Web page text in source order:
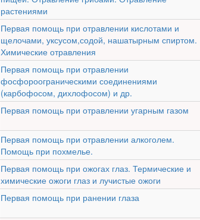
растениями
Первая помощь при отравлении кислотами и
щелочами, уксусом,содой, нашатырным спиртом.
Химические отравления
Первая помощь при отравлении
фосфороограническими соединениями
(карбофосом, дихлофосом) и др.
Первая помощь при отравлении угарным газом
Первая помощь при отравлении алкоголем.
Помощь при похмелье.
Первая помощь при ожогах глаз. Термические и
химические ожоги глаз и лучистые ожоги
Первая помощь при ранении глаза